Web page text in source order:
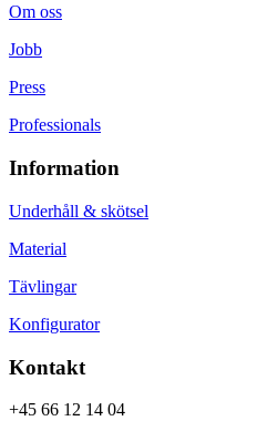
Om oss
Jobb
Press
Professionals
Information
Underhåll & skötsel
Material
Tävlingar
Konfigurator
Kontakt
+45 66 12 14 04